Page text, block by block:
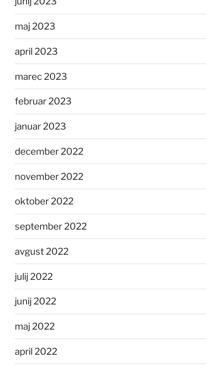
maj 2023
april 2023
marec 2023
februar 2023
januar 2023
december 2022
november 2022
oktober 2022
september 2022
avgust 2022
julij 2022
junij 2022
maj 2022
april 2022